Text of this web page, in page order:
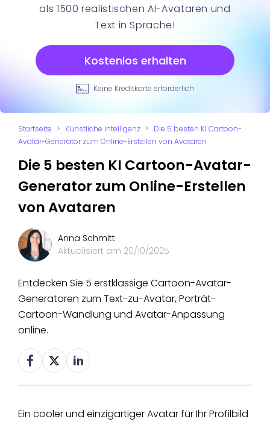
als 1500 realistischen AI-Avataren und
Text in Sprache!
Kostenlos erhalten
Keine Kreditkarte erforderlich
Startseite > Künstliche Intelligenz > Die 5 besten KI Cartoon-
Avatar-Generator zum Online-Erstellen von Avataren
Die 5 besten KI Cartoon-Avatar-
Generator zum Online-Erstellen
von Avataren
Anna Schmitt
Aktualisiert am 20/10/2025
Entdecken Sie 5 erstklassige Cartoon-Avatar-
Generatoren zum Text-zu-Avatar, Porträt-
Cartoon-Wandlung und Avatar-Anpassung
online.
Ein cooler und einzigartiger Avatar für Ihr Profilbild